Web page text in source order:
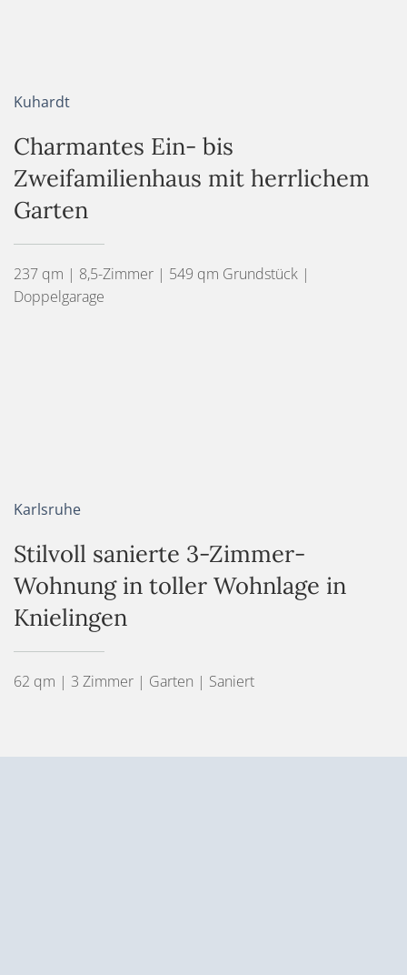
Kuhardt
Charmantes Ein- bis
Zweifamilienhaus mit herrlichem
Garten
237 qm | 8,5-Zimmer | 549 qm Grundstück |
Doppelgarage
Karlsruhe
Stilvoll sanierte 3-Zimmer-
Wohnung in toller Wohnlage in
Knielingen
62 qm | 3 Zimmer | Garten | Saniert